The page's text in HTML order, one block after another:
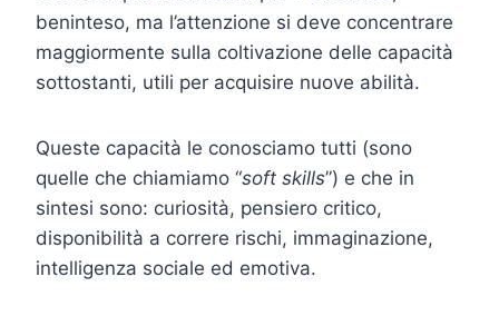
beninteso, ma l’attenzione si deve concentrare
maggiormente sulla coltivazione delle capacità
sottostanti, utili per acquisire nuove abilità.
Queste capacità le conosciamo tutti (sono
quelle che chiamiamo “soft skills”) e che in
sintesi sono: curiosità, pensiero critico,
disponibilità a correre rischi, immaginazione,
intelligenza sociale ed emotiva.